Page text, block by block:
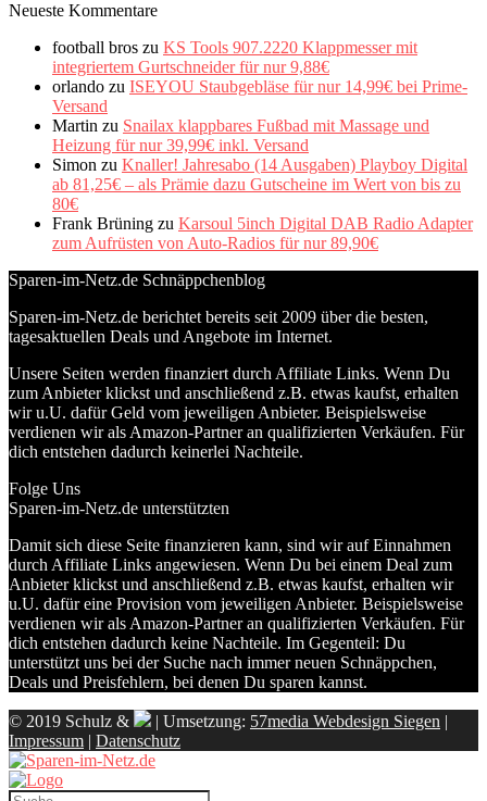
Neueste Kommentare
football bros zu KS Tools 907.2220 Klappmesser mit
integriertem Gurtschneider für nur 9,88€
orlando zu ISEYOU Staubgebläse für nur 14,99€ bei Prime-
Versand
Martin zu Snailax klappbares Fußbad mit Massage und
Heizung für nur 39,99€ inkl. Versand
Simon zu Knaller! Jahresabo (14 Ausgaben) Playboy Digital
ab 81,25€ – als Prämie dazu Gutscheine im Wert von bis zu
80€
Frank Brüning zu Karsoul 5inch Digital DAB Radio Adapter
zum Aufrüsten von Auto-Radios für nur 89,90€
Sparen-im-Netz.de Schnäppchenblog
Sparen-im-Netz.de berichtet bereits seit 2009 über die besten,
tagesaktuellen Deals und Angebote im Internet.
Unsere Seiten werden finanziert durch Affiliate Links. Wenn Du
zum Anbieter klickst und anschließend z.B. etwas kaufst, erhalten
wir u.U. dafür Geld vom jeweiligen Anbieter. Beispielsweise
verdienen wir als Amazon-Partner an qualifizierten Verkäufen. Für
dich entstehen dadurch keinerlei Nachteile.
Folge Uns
Sparen-im-Netz.de unterstützten
Damit sich diese Seite finanzieren kann, sind wir auf Einnahmen
durch Affiliate Links angewiesen. Wenn Du bei einem Deal zum
Anbieter klickst und anschließend z.B. etwas kaufst, erhalten wir
u.U. dafür eine Provision vom jeweiligen Anbieter. Beispielsweise
verdienen wir als Amazon-Partner an qualifizierten Verkäufen. Für
dich entstehen dadurch keine Nachteile. Im Gegenteil: Du
unterstützt uns bei der Suche nach immer neuen Schnäppchen,
Deals und Preisfehlern, bei denen Du sparen kannst.
© 2019 Schulz & | Umsetzung: 57media Webdesign Siegen |
Impressum | Datenschutz